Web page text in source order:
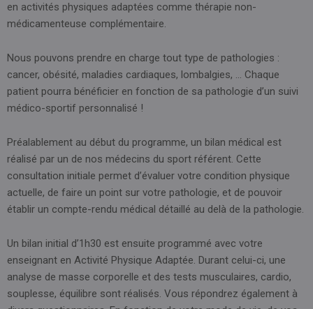
en activités physiques adaptées comme thérapie non-
médicamenteuse complémentaire.
Nous pouvons prendre en charge tout type de pathologies :
cancer, obésité, maladies cardiaques, lombalgies, … Chaque
patient pourra bénéficier en fonction de sa pathologie d’un suivi
médico-sportif personnalisé !
Préalablement au début du programme, un bilan médical est
réalisé par un de nos médecins du sport référent. Cette
consultation initiale permet d’évaluer votre condition physique
actuelle, de faire un point sur votre pathologie, et de pouvoir
établir un compte-rendu médical détaillé au delà de la pathologie.
Un bilan initial d’1h30 est ensuite programmé avec votre
enseignant en Activité Physique Adaptée. Durant celui-ci, une
analyse de masse corporelle et des tests musculaires, cardio,
souplesse, équilibre sont réalisés. Vous répondrez également à